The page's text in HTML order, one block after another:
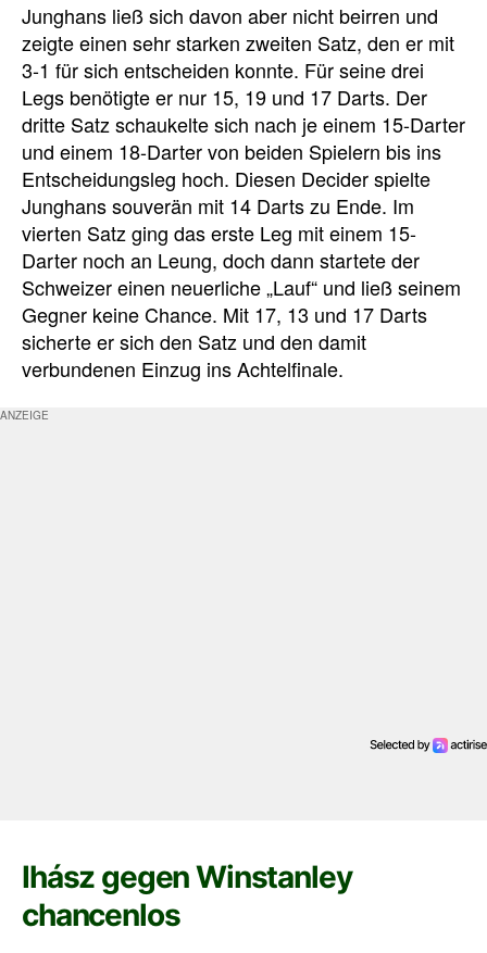
Junghans ließ sich davon aber nicht beirren und
zeigte einen sehr starken zweiten Satz, den er mit
3-1 für sich entscheiden konnte. Für seine drei
Legs benötigte er nur 15, 19 und 17 Darts. Der
dritte Satz schaukelte sich nach je einem 15-Darter
und einem 18-Darter von beiden Spielern bis ins
Entscheidungsleg hoch. Diesen Decider spielte
Junghans souverän mit 14 Darts zu Ende. Im
vierten Satz ging das erste Leg mit einem 15-
Darter noch an Leung, doch dann startete der
Schweizer einen neuerliche „Lauf“ und ließ seinem
Gegner keine Chance. Mit 17, 13 und 17 Darts
sicherte er sich den Satz und den damit
verbundenen Einzug ins Achtelfinale.
Ihász gegen Winstanley
chancenlos